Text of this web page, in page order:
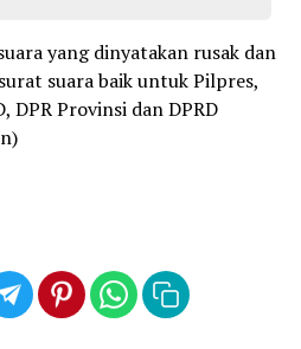
yang dinyatakan rusak dan
suara baik untuk Pilpres,
DPR Provinsi dan DPRD